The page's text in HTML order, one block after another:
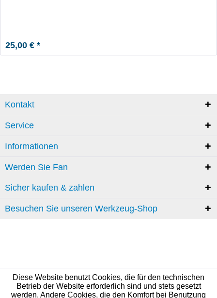
25,00 € *
Kontakt
Service
Informationen
Werden Sie Fan
Sicher kaufen & zahlen
Besuchen Sie unseren Werkzeug-Shop
Diese Website benutzt Cookies, die für den technischen
Betrieb der Website erforderlich sind und stets gesetzt
werden. Andere Cookies, die den Komfort bei Benutzung